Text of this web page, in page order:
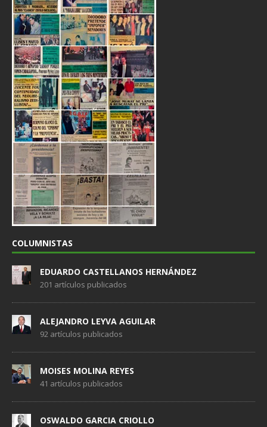
COLUMNISTAS
EDUARDO CASTELLANOS HERNÁNDEZ
201 artículos publicados
ALEJANDRO LEYVA AGUILAR
92 artículos publicados
MOISES MOLINA REYES
41 artículos publicados
OSWALDO GARCIA CRIOLLO